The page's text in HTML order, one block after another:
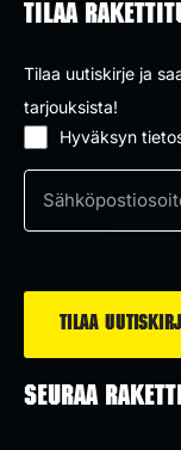
TILAA
Tilaa uutiskirje ja
tarjouksista!
Hyväksyn
Sähköposti
SEURAA